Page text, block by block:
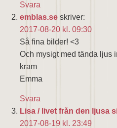
Svara
emblas.se skriver:
2017-08-20 kl. 09:30
Så fina bilder! <3
Och mysigt med tända ljus
kram
Emma
Svara
Lisa / livet från den ljusa
2017-08-19 kl. 23:49